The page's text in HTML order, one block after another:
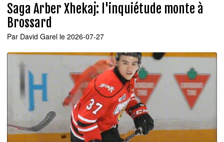
Saga Arber Xhekaj: l'inquiétude monte à
Brossard
Par David Garel le 2026-07-27